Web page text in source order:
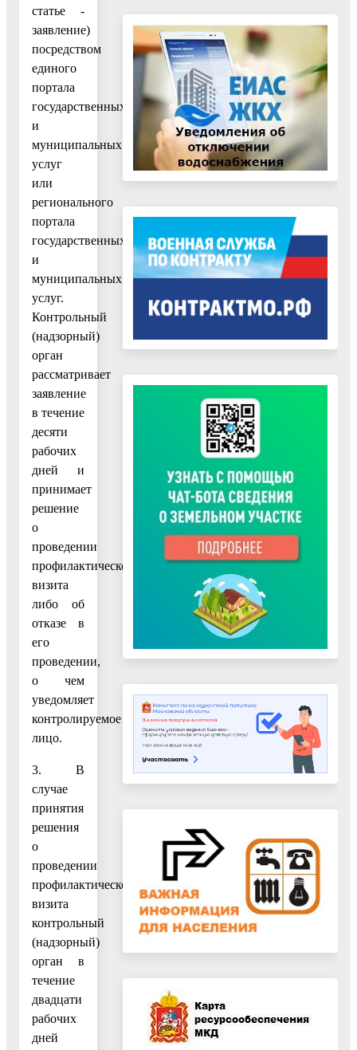
статье -
заявление)
посредством
единого
портала
государственных
и
муниципальных
услуг
или
регионального
портала
государственных
и
муниципальных
услуг.
Контрольный
(надзорный)
орган
рассматривает
заявление
в течение
десяти
рабочих
дней и
принимает
решение
о
проведении
профилактического
визита
либо об
отказе в
его
проведении,
о чем
уведомляет
контролируемое
лицо.
3. В
случае
принятия
решения
о
проведении
профилактического
визита
контрольный
(надзорный)
орган в
течение
двадцати
рабочих
дней